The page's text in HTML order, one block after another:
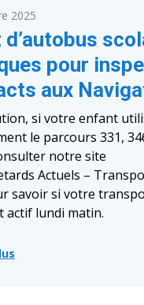
2025
pour
aux
si votre enfant
le parcours 331,
notre site
Actuels –
savoir si votre
actif lundi matin.